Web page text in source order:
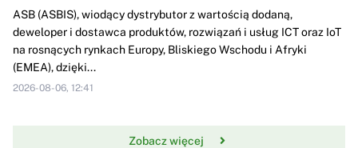
ASB (ASBIS), wiodący dystrybutor z wartością dodaną,
deweloper i dostawca produktów, rozwiązań i usług ICT oraz IoT
na rosnących rynkach Europy, Bliskiego Wschodu i Afryki
(EMEA), dzięki...
2026-08-06, 12:41
Zobacz więcej